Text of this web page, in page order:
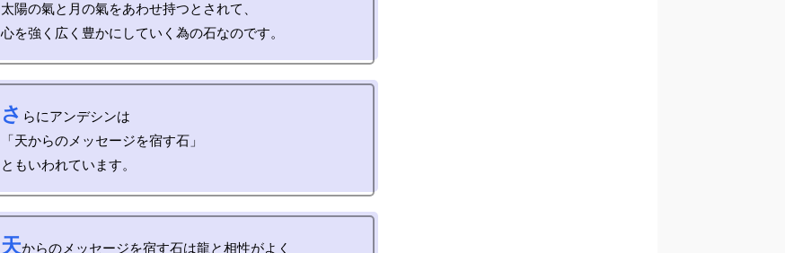
太陽の氣と月の氣をあわせ持つとされて、
さ らにアンデシンは
「天からのメッセージを宿す石」
天からのメッセージを宿す石は龍と相性がよく